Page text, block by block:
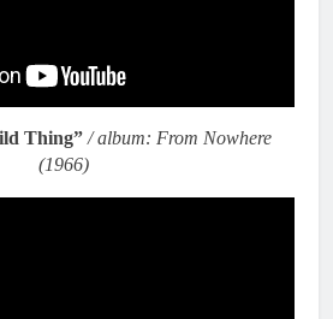
Thing”/ album: From Nowhere
(1966)